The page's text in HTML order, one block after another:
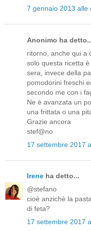
7 gennaio 2013 alle
Anonimo ha
ritorno, anche qui a
solo questa ricetta
sera, invece della
pomodorini freschi
secondo me con i
Ne è avanzata un
una frittata o una
Grazie ancora
stef@no
17 settembre 2017
Irene ha detto...
@stefano
cioè anzichè la
di feta?
17 settembre 2017